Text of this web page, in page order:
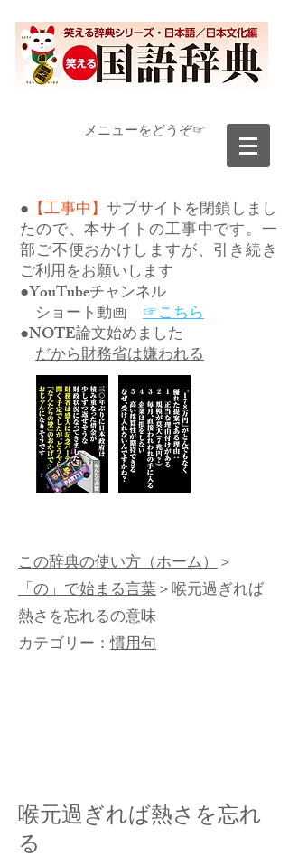
​メニューをどうぞ☞
● 【工事中】サブサイトを閉鎖しまし
たので、本サイトの工事中です。一
部ご不便おかけしますが、引き続き
ご利用をお願いします
●YouTubeチャンネル
ショート動画 ☞こちら
●NOTE論文始めました
だから財務省は嫌われる
この辞典の使い方（ホーム）＞
「の」で始まる言葉＞喉元過ぎれば
熱さを忘れるの意味
カテゴリー：慣用句
喉元過ぎれば熱さを忘れ
る